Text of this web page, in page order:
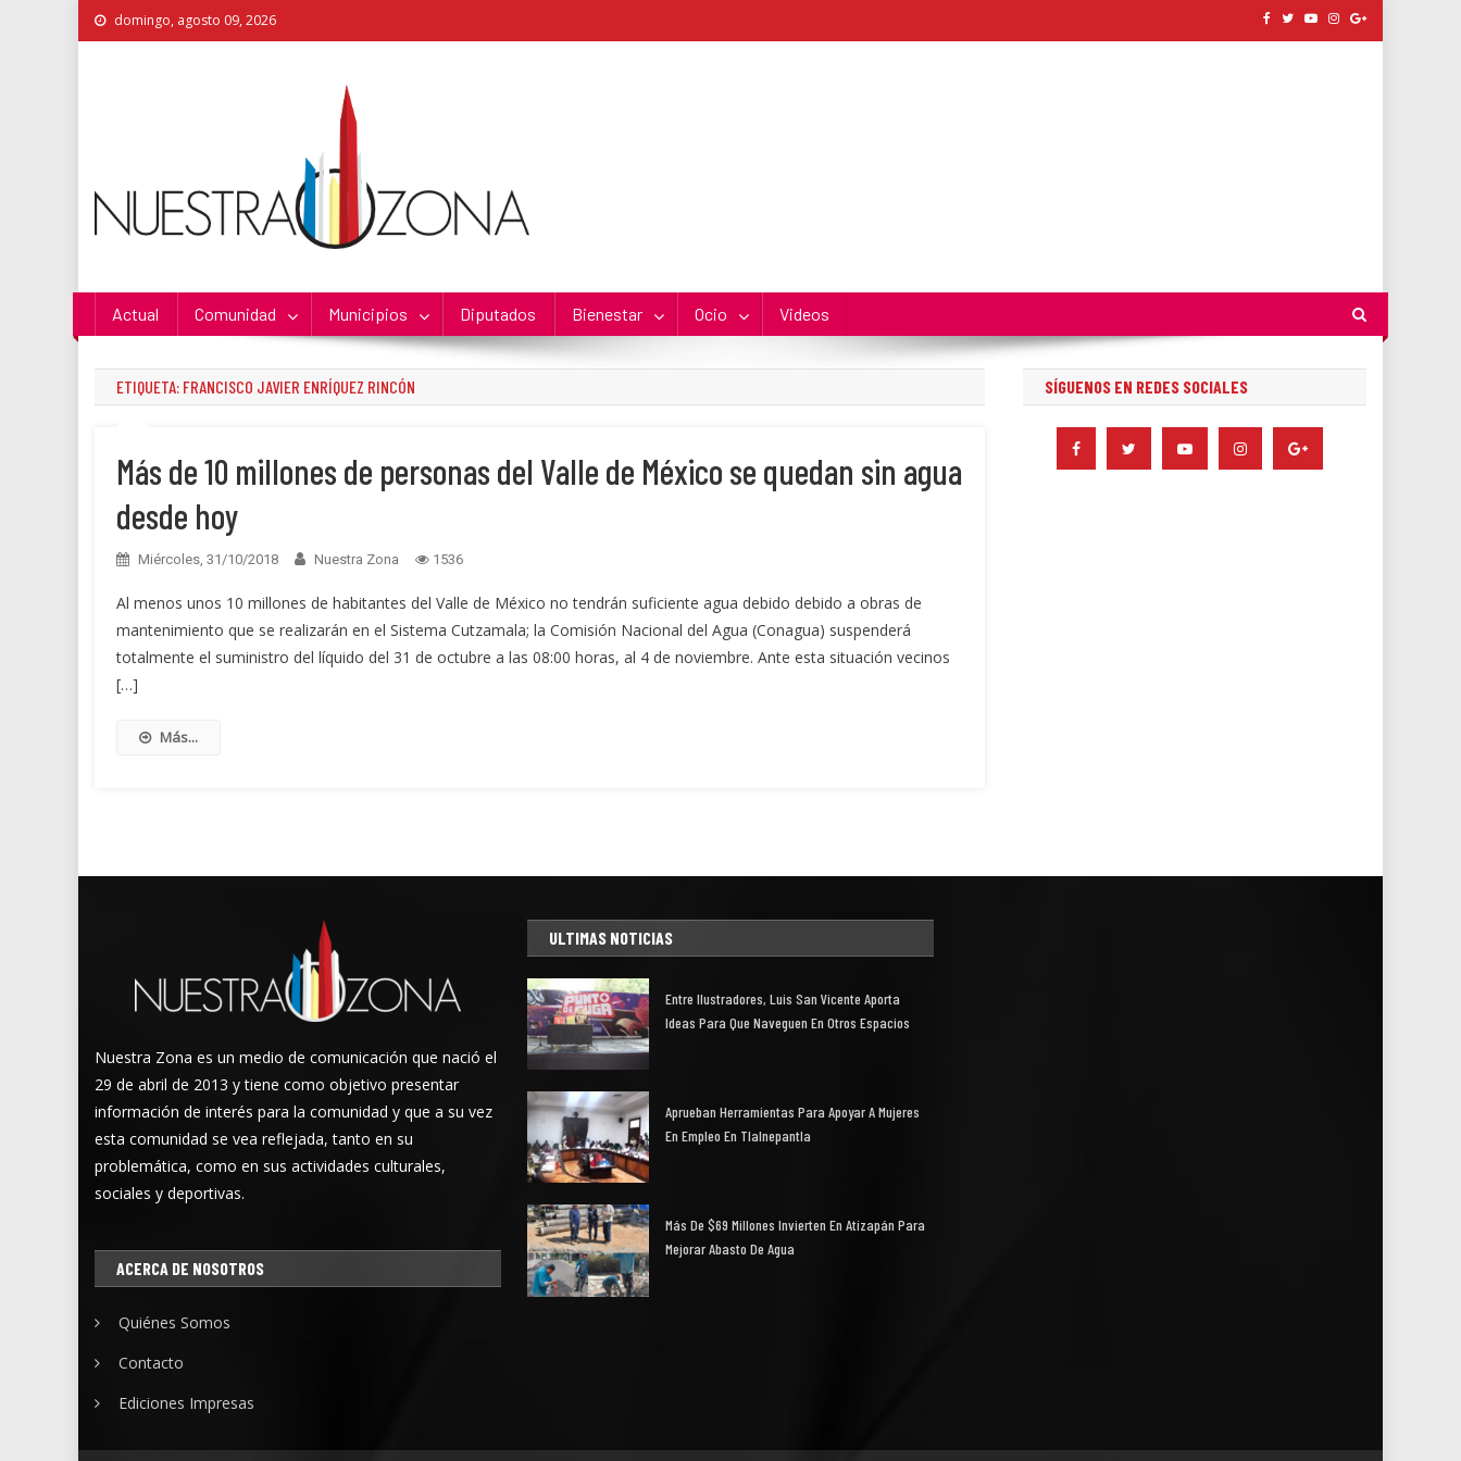
Skip
to
domingo, agosto 09, 2026
Actual Comunidad Municipios Diputados Bienestar Ocio Videos
ETIQUETA: FRANCISCO JAVIER ENRÍQUEZ RINCÓN
Más de 10 millones de personas del Valle de México se quedan sin agua
desde hoy
Miércoles, 31/10/2018 Nuestra Zona 1536
Al menos unos 10 millones de habitantes del Valle de México no tendrán suficiente agua debido debido a obras de
mantenimiento que se realizarán en el Sistema Cutzamala; la Comisión Nacional del Agua (Conagua) suspenderá
totalmente el suministro del líquido del 31 de octubre a las 08:00 horas, al 4 de noviembre. Ante esta situación vecinos
[…]
Más...
SÍGUENOS EN REDES SOCIALES
Nuestra Zona es un medio de comunicación que nació el
29 de abril de 2013 y tiene como objetivo presentar
información de interés para la comunidad y que a su vez
esta comunidad se vea reflejada, tanto en su
problemática, como en sus actividades culturales,
sociales y deportivas.
ACERCA DE NOSOTROS
Quiénes Somos
Contacto
Ediciones Impresas
ULTIMAS NOTICIAS
Entre Ilustradores, Luis San Vicente Aporta
Ideas Para Que Naveguen En Otros Espacios
Aprueban Herramientas Para Apoyar A Mujeres
En Empleo En Tlalnepantla
Más De $69 Millones Invierten En Atizapán Para
Mejorar Abasto De Agua